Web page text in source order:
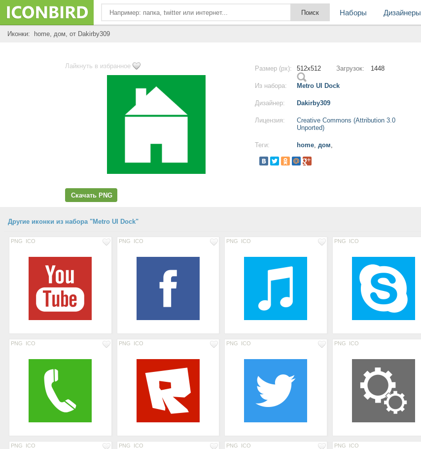
Наборы Дизайнеры
Иконки: home, дом, от Dakirby309
Лайкнуть в избранное
Скачать PNG
Размер (px): 512x512 Загрузок: 1448
Из набора: Metro UI Dock
Дизайнер: Dakirby309
Лицензия:
Creative Commons (Attribution 3.0
Unported)
Теги: home, дом,
Другие иконки из набора "Metro UI Dock"
PNG ICO PNG ICO PNG ICO PNG ICO
PNG ICO PNG ICO PNG ICO PNG ICO
PNG ICO PNG ICO PNG ICO PNG ICO